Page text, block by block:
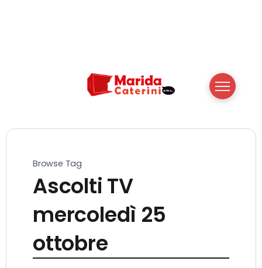
Browse Tag
Ascolti TV
mercoledì 25
ottobre